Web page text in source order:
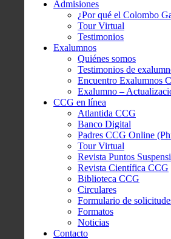
Admisiones
¿Por qué el Colombo
Tour Virtual
Testimonios
Exalumnos
Quiénes somos
Testimonios de
Encuentro Exalumnos
Exalumno –
CCG en línea
Atlantida CCG
Banco Digital
Padres CCG Online
Tour Virtual
Revista Puntos
Revista Científica CCG
Biblioteca CCG
Circulares
Formulario de
Formatos
Noticias
Contacto